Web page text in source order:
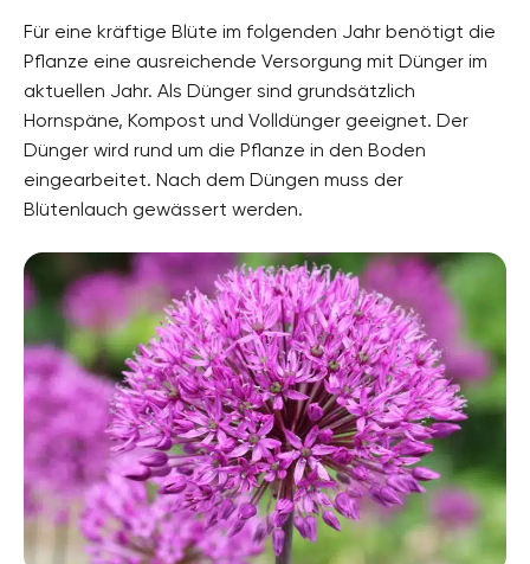
Für eine kräftige Blüte im folgenden Jahr benötigt die
Pflanze eine ausreichende Versorgung mit Dünger im
aktuellen Jahr. Als Dünger sind grundsätzlich
Hornspäne, Kompost und Volldünger geeignet. Der
Dünger wird rund um die Pflanze in den Boden
eingearbeitet. Nach dem Düngen muss der
Blütenlauch gewässert werden.